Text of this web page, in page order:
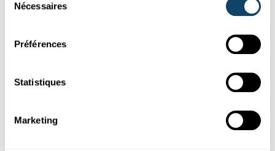
Nécessaires
Préférences
Statistiques
Marketing
Quel est l’effet de la séparation des parents
sur le poids de l’enfant ?
l’indice de masse corporelle (IMC) des enfants de parents sép...